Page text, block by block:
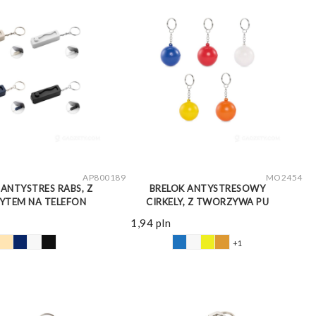
AP800189
RABS, Z
NA TELEFON
MO2454
BRELOK ANTYSTRESOWY
CIRKELY, Z TWORZYWA PU
1,94 pln
+1